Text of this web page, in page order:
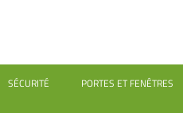
SÉCURITÉ PORTES ET FENÊTRES